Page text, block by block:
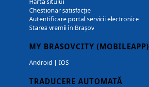
Harta sitului
Chestionar satisfacție
Autentificare portal servicii electronice
Starea vremii in Brașov
MY BRASOVCITY (MOBILEAPP)
Android | IOS
TRADUCERE AUTOMATĂ